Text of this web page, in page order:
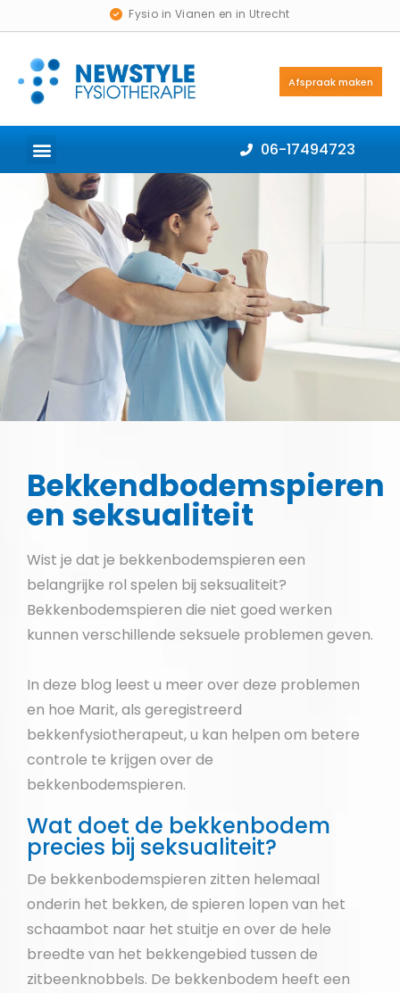
Fysio in Vianen en in Utrecht
Afspraak maken
06-17494723
Bekkendbodemspieren
en seksualiteit
Wist je dat je bekkenbodemspieren een
belangrijke rol spelen bij seksualiteit?
Bekkenbodemspieren die niet goed werken
kunnen verschillende seksuele problemen geven.
In deze blog leest u meer over deze problemen
en hoe Marit, als geregistreerd
bekkenfysiotherapeut, u kan helpen om betere
controle te krijgen over de
bekkenbodemspieren.
Wat doet de bekkenbodem
precies bij seksualiteit?
De bekkenbodemspieren zitten helemaal
onderin het bekken, de spieren lopen van het
schaambot naar het stuitje en over de hele
breedte van het bekkengebied tussen de
zitbeenknobbels. De bekkenbodem heeft een